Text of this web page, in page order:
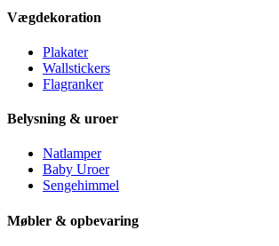
Vægdekoration
Plakater
Wallstickers
Flagranker
Belysning & uroer
Natlamper
Baby Uroer
Sengehimmel
Møbler & opbevaring